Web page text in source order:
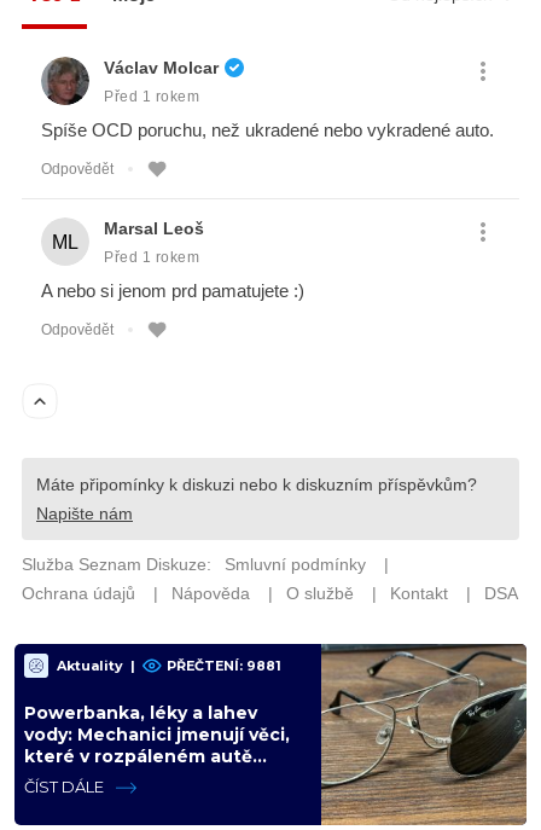
Aktuality | PŘEČTENÍ: 9881
Powerbanka, léky a lahev
vody: Mechanici jmenují věci,
které v rozpáleném autě
nemají co dělat. Hrozí i požár
ČÍST DÁLE